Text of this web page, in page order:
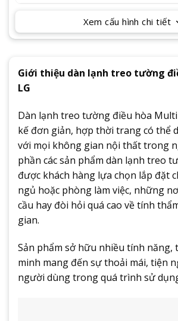
Giới thiệu dàn lạnh treo tường
LG
Dàn lạnh treo tường điều hòa
kế đơn giản, hợp thời trang có thể
với mọi không gian nội thất trong
phần các sản phẩm dàn lạnh treo
được khách hàng lựa chọn lắp đặt
ngủ hoặc phòng làm việc, những
cầu hay đòi hỏi quá cao về tính
gian.
Sản phẩm sở hữu nhiều tính năng,
minh mang đến sự thoải mái, tiện
người dùng trong quá trình sử
Xem cấu hình chi tiết